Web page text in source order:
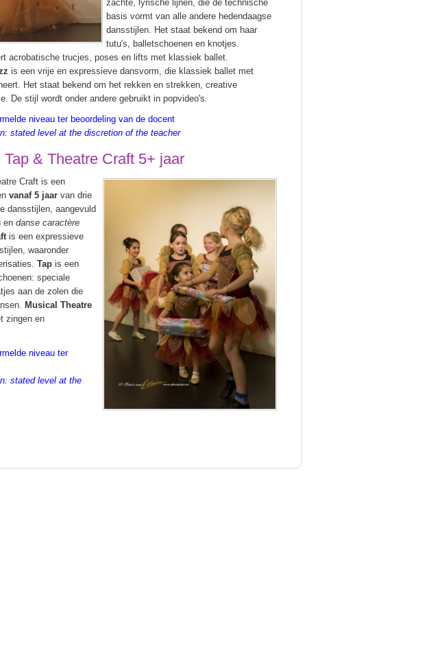
zachte, lyrische lijnen, die de technische
basis vormt van alle andere hedendaagse
dansstijlen. Het staat bekend om haar
tutu's, balletschoenen en knotjes.
acrobatische trucjes, poses en lifts met klassiek ballet.
is een vrije en expressieve dansvorm, die klassiek ballet met
Het staat bekend om het rekken en strekken, creative
De stijl wordt onder andere gebruikt in popvideo's.
niveau ter beoordeling van de docent
stated level at the discretion of the teacher
& Theatre Craft 5+ jaar
Craft is een
vanaf 5 jaar van drie
dansstijlen, aangevuld
en danse caractère
is een expressieve
waaronder
Tap is een
speciale
aan de zolen die
Musical Theatre
zingen en
niveau ter
stated level at the